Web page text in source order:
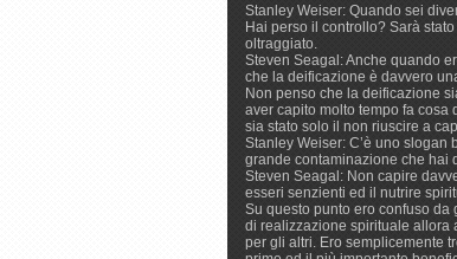
Stanley Weiser: Quando sei
Hai perso il controllo? Sarà
oltraggiato.
Steven Seagal: Anche quando
che la deificazione è davvero
Non penso che la deificazione
aver capito molto tempo fa cosa
sia stato solo il non riuscire a
Stanley Weiser: C’è uno slogan
grande contaminazione che hai
Steven Seagal: Non capire
esseri senzienti ed il nutrire
Su questo punto ero confuso
di realizzazione spirituale allora
per gli altri. Ero semplicemente